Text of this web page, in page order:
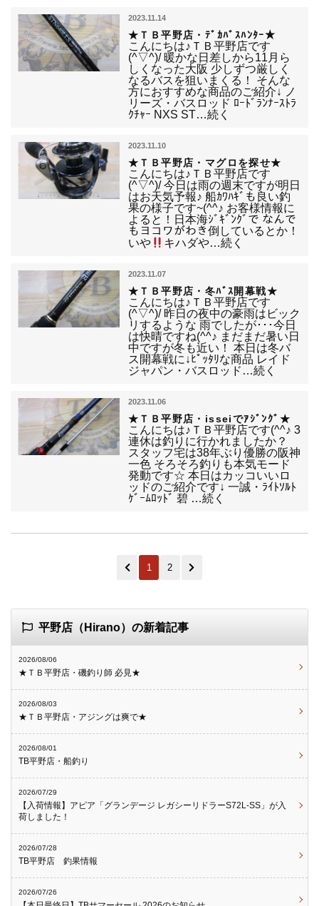
2023.11.14
★ＴＢ平野店・ﾃﾞｶﾊﾞｽﾊﾝﾀｰ★
こんにちは♪ＴＢ平野店です
(^▽^)/ 暖かな日差しから11月ら
しくなった大阪 少しずつ厳しく
なるバスを狙いまくる！ そんな
方におすすめな商品のご紹介↓ ノ
リーズ・バスロッド ﾛｰﾄﾞﾗﾝﾅｰｽﾄﾗ
ｸﾁｬｰ NXS ST…続く
2023.11.10
★ＴＢ平野店・マグロを探せ★
こんにちは♪ＴＢ平野店です
(^▽^)/ 今日は雨の週末ですが明日
はお天気予報♪ 船ｶﾜﾊｷﾞも良い釣
果の様子です~(^^♪ お客様情報に
よると！日本海ｼﾞｷﾞﾝｸﾞで なんで
もヨコワがわき倒しているとか！
いや
キハダや…続く
2023.11.07
★ＴＢ平野店・冬ﾊﾞｽ開幕戦★
こんにちは♪ＴＢ平野店です
(^▽^)/ 昨日の夜中の豪雨はビック
リするような 雨でしたが･･･今日
は快晴ですね(^^♪ まだまだ暑い日
中ですが冬も近い！ 本日は冬バ
ス開幕戦に↓ﾋﾟｯﾀﾘな商品 レイド
ジャパン・バスロッド…続く
2023.11.06
★ＴＢ平野店・isseiでｱｼﾞﾝｸﾞ★
こんにちは♪ＴＢ平野店です(^^♪ 3
連休は釣りに行かれましたか？
スタッフ宅は38年ぶり優勝の阪神
一色 そろそろ釣りも本気モード
発動です☆ 本日はカッコいいロ
ッドのご紹介です↓ 一誠・ﾗｲﾄｿﾙﾄ
ｹﾞｰﾑﾛｯﾄﾞ 碧 …続く
1 2
平野店（Hirano）の新着記事
2026/08/06
★ＴＢ平野店・磯釣り師 必見★
2026/08/03
★ＴＢ平野店・アジングは爽で★
2026/08/01
TB平野店・船釣り
2026/07/29
【入荷情報】アピア「グランデージ レガシーリドラーS72L-SS」が入
荷しました！
2026/07/28
TB平野店 釣果情報
2026/07/26